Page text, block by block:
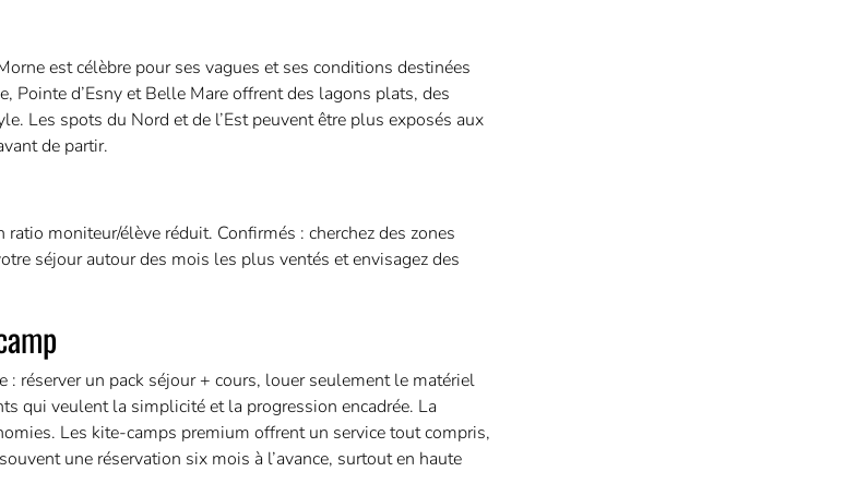
est célèbre pour ses vagues et ses conditions destinées
Pointe d’Esny et Belle Mare offrent des lagons plats, des
Les spots du Nord et de l’Est peuvent être plus exposés aux
de partir.
moniteur/élève réduit. Confirmés : cherchez des zones
séjour autour des mois les plus ventés et envisagez des
réserver un pack séjour + cours, louer seulement le matériel
qui veulent la simplicité et la progression encadrée. La
Les kite-camps premium offrent un service tout compris,
une réservation six mois à l’avance, surtout en haute